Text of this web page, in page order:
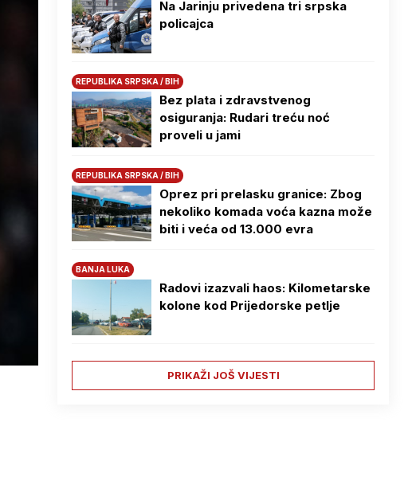
Na Јarinju privedena tri srpska
policajca
REPUBLIKA SRPSKA / BIH
Bez plata i zdravstvenog
osiguranja: Rudari treću noć
proveli u jami
REPUBLIKA SRPSKA / BIH
Oprez pri prelasku granice: Zbog
nekoliko komada voća kazna može
biti i veća od 13.000 evra
BANJA LUKA
Radovi izazvali haos: Kilometarske
kolone kod Prijedorske petlje
PRIKAŽI JOŠ VIJESTI